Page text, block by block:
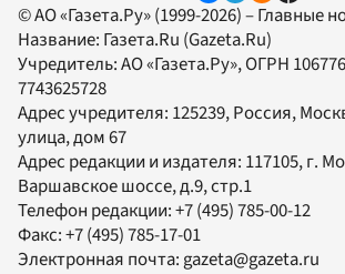
© АО «Газета.Ру» (1999-2026) – Главные
Название: Газета.Ru (Gazeta.Ru)
Учредитель:АО «Газета.Ру», ОГРН
7743625728
Адрес учредителя: 125239, Россия,
улица, дом 67
Адрес редакции и издателя: 117105, г.
Варшавское шоссе, д.9, стр.1
Телефон редакции:+7 (495) 785-00-12
Факс:+7 (495) 785-17-01
Электронная почта: gazeta@gazeta.ru